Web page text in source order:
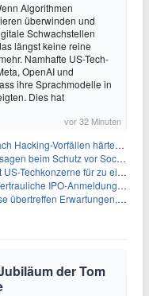
Algorithmen
überwinden und
Schwachstellen
längst keine reine
Namhafte US-Tech-
OpenAI und
ihre Sprachmodelle in
Dies hat
vor 32 Minuten
Vorfällen härter überwachen
beim Schutz vor Social Media
für zu einflussreich
Anmeldung im Zuge des AI-Booms
doch Aktien fallen: Ein tieferer Blick
der Tom